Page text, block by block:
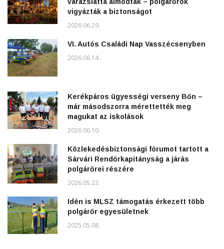
vigyázták a biztonságot
2026.06.29.
VI. Autós Családi Nap Vasszécsenyben
2026.06.14.
Kerékpáros ügyességi verseny Bőn –
már másodszorra mérettették meg
magukat az iskolások
2026.06.10.
Közlekedésbiztonsági fórumot tartott a
Sárvári Rendőrkapitányság a járás
polgárőrei részére
2026.05.23.
Idén is MLSZ támogatás érkezett több
polgárőr egyesületnek
2025.05.08.